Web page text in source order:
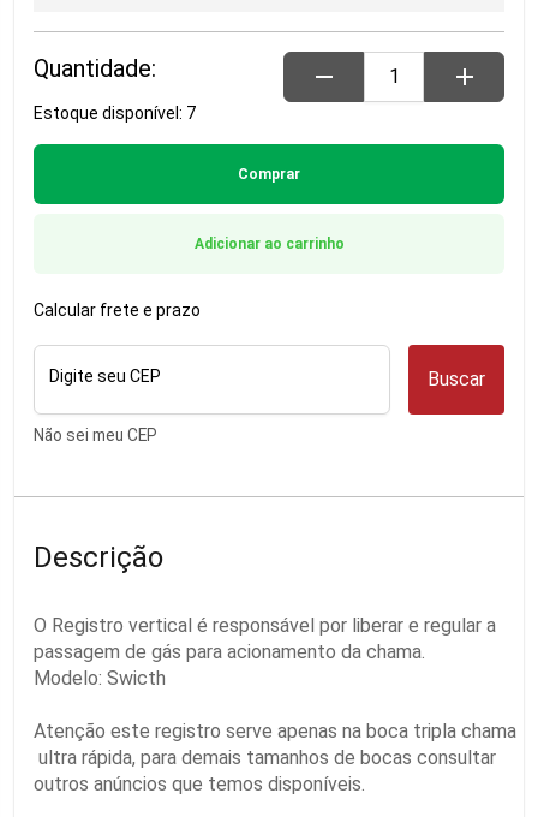
Quantidade: remove add
Estoque disponível: 7
Comprar
Adicionar ao carrinho
Calcular frete e prazo
Digite seu CEP Buscar
Não sei meu CEP
Descrição
O Registro vertical é responsável por liberar e regular a
passagem de gás para acionamento da chama.
Modelo: Swicth
Atenção este registro serve apenas na boca tripla chama
 ultra rápida, para demais tamanhos de bocas consultar
outros anúncios que temos disponíveis.